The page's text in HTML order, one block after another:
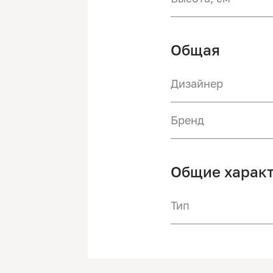
Общая
Дизайнер
Бренд
Общие
Тип